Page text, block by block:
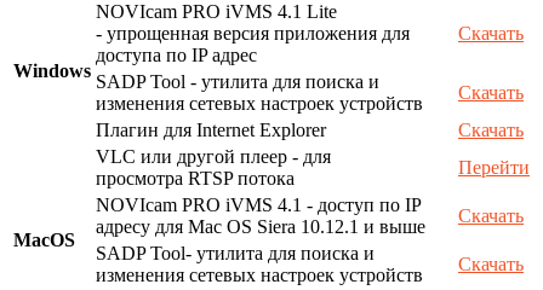
Windows
NOVIcam PRO iVMS 4.1 Lite
- упрощенная версия приложения для
доступа по IP адрес
Скачать
SADP Tool - утилита для поиска и
изменения сетевых настроек устройств
Скачать
Плагин для Internet Explorer
Скачать
VLC или другой плеер - для
просмотра RTSP потока
Перейти
MacOS
NOVIcam PRO iVMS 4.1 - доступ по IP
адресу для Mac OS Siera 10.12.1 и выше
Скачать
SADP Tool- утилита для поиска и
изменения сетевых настроек устройств
Скачать